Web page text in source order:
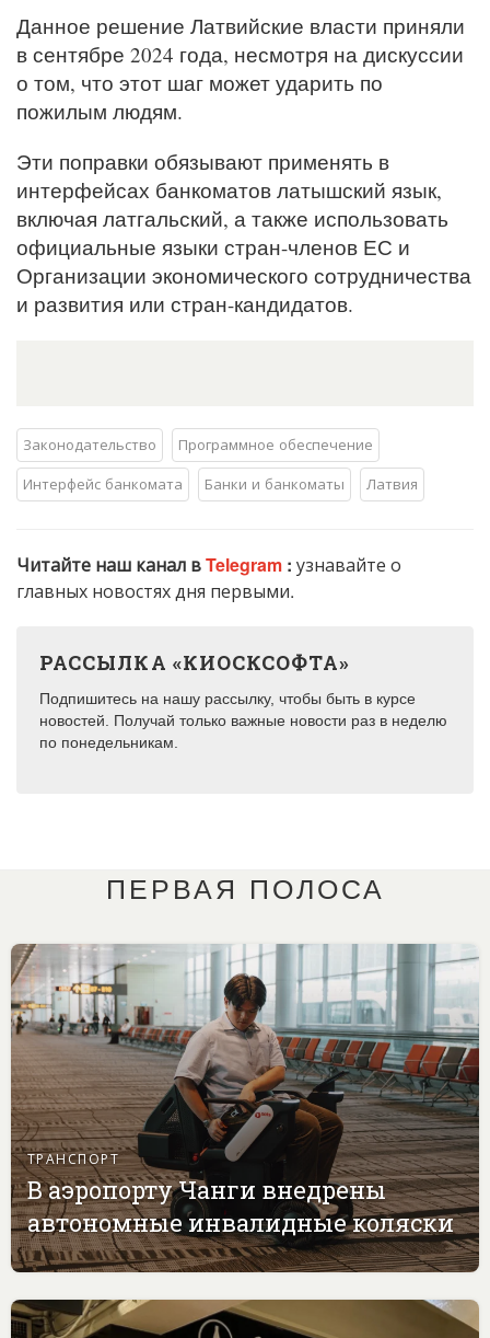
Данное решение Латвийские власти приняли
в сентябре 2024 года, несмотря на дискуссии
о том, что этот шаг может ударить по
пожилым людям.
Эти поправки обязывают применять в
интерфейсах банкоматов латышский язык,
включая латгальский, а также использовать
официальные языки стран-членов ЕС и
Организации экономического сотрудничества
и развития или стран-кандидатов.
Законодательство
Программное обеспечение
Интерфейс банкомата
Банки и банкоматы Латвия
Читайте наш канал вTelegram : узнавайте о
главных новостях дня первыми.
РАССЫЛКА «КИОСКСОФТА»
Подпишитесь на нашу рассылку, чтобы быть в курсе
новостей. Получай только важные новости раз в неделю
по понедельникам.
ПЕРВАЯ ПОЛОСА
ТРАНСПОРТ
В аэропорту Чанги внедрены
автономные инвалидные коляски